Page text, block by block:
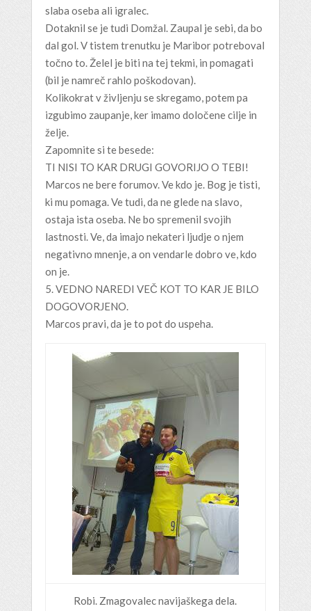
slaba oseba ali igralec.
Dotaknil se je tudi Domžal. Zaupal je sebi, da bo
dal gol. V tistem trenutku je Maribor potreboval
točno to. Želel je biti na tej tekmi, in pomagati
(bil je namreč rahlo poškodovan).
Kolikokrat v življenju se skregamo, potem pa
izgubimo zaupanje, ker imamo določene cilje in
želje.
Zapomnite si te besede:
TI NISI TO KAR DRUGI GOVORIJO O TEBI!
Marcos ne bere forumov. Ve kdo je. Bog je tisti,
ki mu pomaga. Ve tudi, da ne glede na slavo,
ostaja ista oseba. Ne bo spremenil svojih
lastnosti. Ve, da imajo nekateri ljudje o njem
negativno mnenje, a on vendarle dobro ve, kdo
on je.
5. VEDNO NAREDI VEČ KOT TO KAR JE BILO
DOGOVORJENO.
Marcos pravi, da je to pot do uspeha.
Robi. Zmagovalec navijaškega dela.